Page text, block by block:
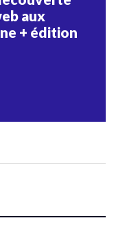
aux
+ édition